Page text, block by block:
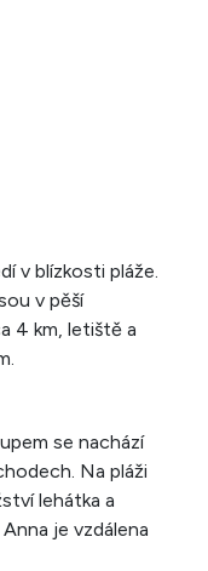
v blízkosti pláže.
v pěší
4 km, letiště a
se nachází
Na pláži
lehátka a
je vzdálena